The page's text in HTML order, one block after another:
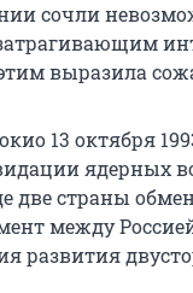
сочли
выразила
13 октября
ядерных
две страны
между
развития